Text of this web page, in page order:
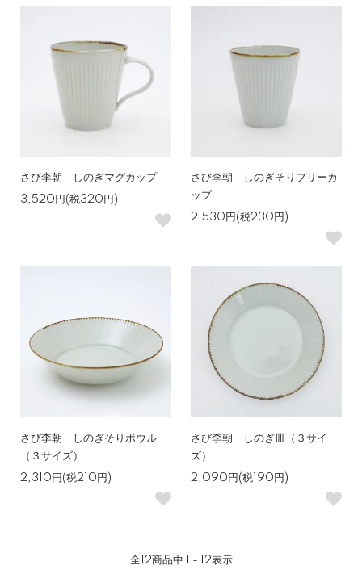
さび李朝 しのぎマグカップ
3,520円(税320円)
さび李朝 しのぎそりフリーカ
ップ
2,530円(税230円)
さび李朝 しのぎそりボウル
（３サイズ）
2,310円(税210円)
さび李朝 しのぎ皿（３サイ
ズ）
2,090円(税190円)
全12商品中 1 - 12表示